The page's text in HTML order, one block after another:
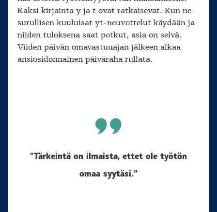
Kaksi kirjainta y ja t ovat ratkaisevat. Kun ne
surullisen kuuluisat yt-neuvottelut käydään ja
niiden tuloksena saat potkut, asia on selvä.
Viiden päivän omavastuuajan jälkeen alkaa
ansiosidonnainen päiväraha rullata.
”Tärkeintä on ilmaista, ettet ole työtön
omaa syytäsi.”